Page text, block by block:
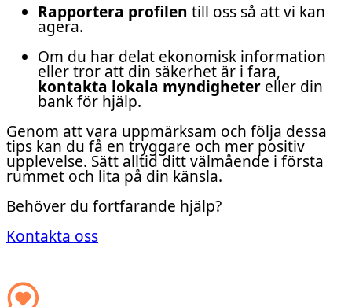
Rapportera profilen till oss så att vi kan
agera.
Om du har delat ekonomisk information
eller tror att din säkerhet är i fara,
kontakta lokala myndigheter eller din
bank för hjälp.
Genom att vara uppmärksam och följa dessa
tips kan du få en tryggare och mer positiv
upplevelse. Sätt alltid ditt välmående i första
rummet och lita på din känsla.
Behöver du fortfarande hjälp?
Kontakta oss